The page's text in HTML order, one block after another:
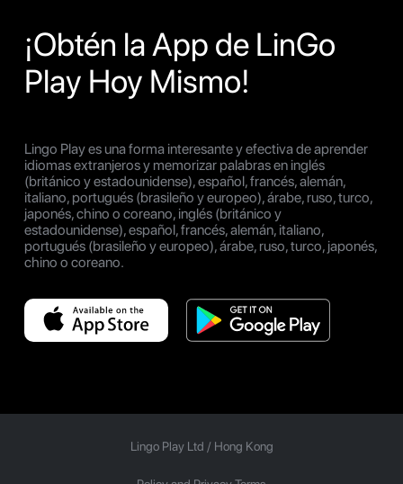
¡Obtén la App de LinGo
Play Hoy Mismo!
Lingo Play es una forma interesante y efectiva de aprender
idiomas extranjeros y memorizar palabras en inglés
(británico y estadounidense), español, francés, alemán,
italiano, portugués (brasileño y europeo), árabe, ruso, turco,
japonés, chino o coreano, inglés (británico y
estadounidense), español, francés, alemán, italiano,
portugués (brasileño y europeo), árabe, ruso, turco, japonés,
chino o coreano.
Lingo Play Ltd / Hong Kong